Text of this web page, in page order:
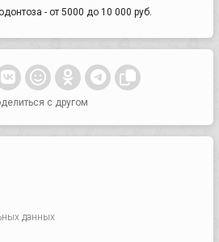
- от 5000 до 10 000 руб.
с другом
данных